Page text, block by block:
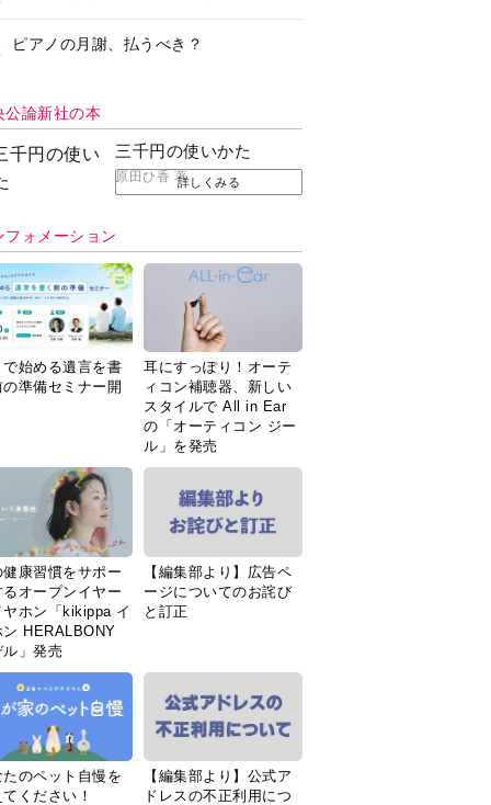
ピアノの月謝、払うべき？
公論新社の本
三千円の使いかた
原田ひ香 著詳しくみる
フォメーション
で始める遺言を書
準備セミナー開
耳にすっぽり！オーテ
ィコン補聴器、新しい
スタイルで All in Ear
の「オーティコン ジー
ル」を発売
健康習慣をサポー
るオープンイヤー
ヤホン「kikippa イ
ン HERALBONY
ル」発売
【編集部より】広告ペ
ージについてのお詫び
と訂正
たのペット自慢を
ください！
【編集部より】公式ア
ドレスの不正利用につ